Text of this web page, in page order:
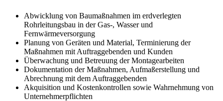
Abwicklung von Baumaßnahmen im erdverlegten
Rohrleitungsbau in der Gas-, Wasser und
Fernwärmeversorgung
Planung von Geräten und Material, Terminierung der
Maßnahmen mit Auftraggebenden und Kunden
Überwachung und Betreuung der Montagearbeiten
Dokumentation der Maßnahmen, Aufmaßerstellung und
Abrechnung mit dem Auftraggebenden
Akquisition und Kostenkontrollen sowie Wahrnehmung von
Unternehmerpflichten